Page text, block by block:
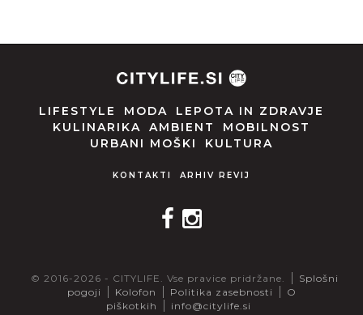
LIFESTYLE MODA
LEPOTA IN ZDRAVJE
KULINARIKA
AMBIENT
MOBILNOST
URBANI MOŠKI
KULTURA
KONTAKTI ARHIV REVIJ
© 2016-2026 - CITYLIFE. Vse pravice pridržane.
Splošni
pogoji
Kolofon Politika zasebnosti
O
piškotkih
info@citylife.si